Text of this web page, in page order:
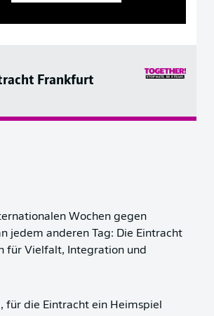
Frankfurt
Wochen gegen
jedem anderen Tag: Die Eintracht
für Vielfalt, Integration und
für die Eintracht ein Heimspiel